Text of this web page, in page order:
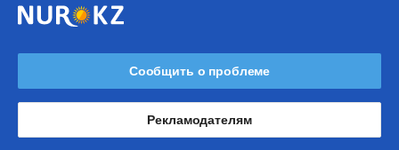
Сообщить о проблеме
Рекламодателям